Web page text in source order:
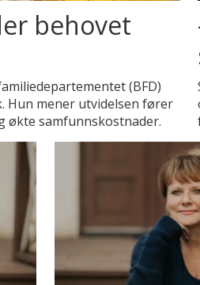
behovet
(BFD)
Hun mener utvidelsen fører
økte samfunnskostnader.